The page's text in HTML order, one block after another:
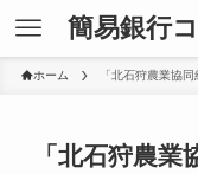
簡易銀行
ホーム 「北石狩農業協
「北石狩農